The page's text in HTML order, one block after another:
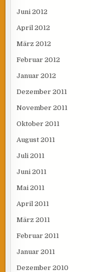
Juni 2012
April 2012
März 2012
Februar 2012
Januar 2012
Dezember 2011
November 2011
Oktober 2011
August 2011
Juli 2011
Juni 2011
Mai 2011
April 2011
März 2011
Februar 2011
Januar 2011
Dezember 2010